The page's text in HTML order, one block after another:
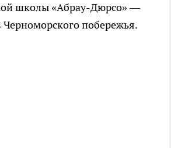
школы «Абрау-Дюрсо» —
побережья.